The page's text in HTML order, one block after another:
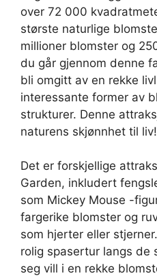
over 72 000
største naturlige
millioner blomster og
du går gjennom denne
bli omgitt av en rekke
interessante former av
strukturer. Denne
naturens skjønnhet til liv!
Det er forskjellige
Garden, inkludert
som Mickey Mouse -
fargerike blomster og
som hjerter eller
rolig spasertur langs de
seg vill i en rekke